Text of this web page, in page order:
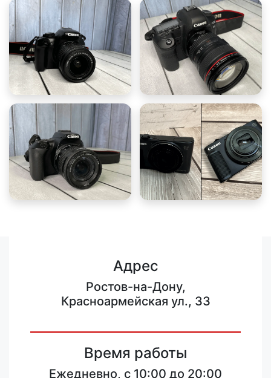
Адрес
Ростов-на-Дону,
Красноармейская ул., 33
Время работы
Ежедневно, с 10:00 до 20:00